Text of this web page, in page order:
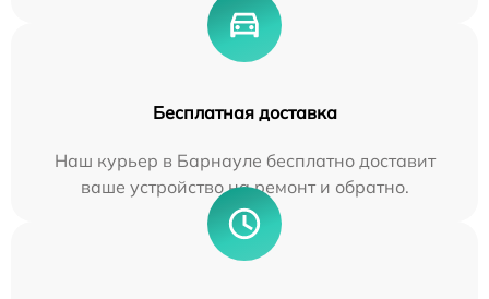
Бесплатная доставка
Наш курьер в Барнауле бесплатно доставит
ваше устройство на ремонт и обратно.